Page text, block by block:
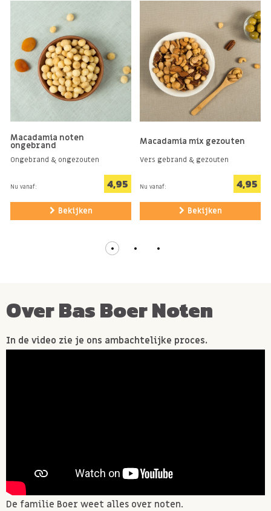
Macadamia noten
ongebrand
Ongebrand & ongezouten
Nu vanaf: 4,95
Bekijken
Macadamia mix gezouten
Vers gebrand & gezouten
Nu vanaf: 4,95
Bekijken
Over Bas Boer Noten
De familie Boer weet alles over noten.
In de video zie je ons ambachtelijke proces.